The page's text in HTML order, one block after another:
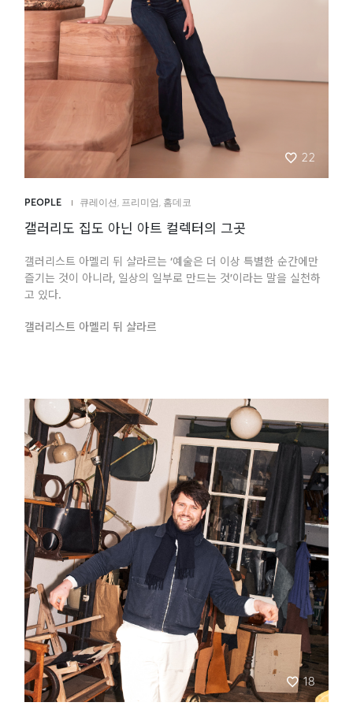
22
PEOPLE 큐레이션, 프리미엄, 홈데코
갤러리도 집도 아닌 아트 컬렉터의 그곳
갤러리스트 아멜리 뒤 샬라르는 ‘예술은 더 이상 특별한 순간에만
즐기는 것이 아니라, 일상의 일부로 만드는 것’이라는 말을 실천하
고 있다.
갤러리스트 아멜리 뒤 샬라르
18